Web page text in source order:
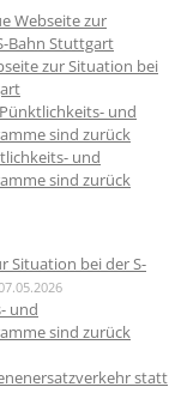
Webseite zur
Bahn Stuttgart
zur Situation bei
und
sind zurück
und
sind zurück
Situation bei der S-
und
sind zurück
statt